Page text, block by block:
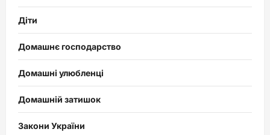
Діти
Домашнє господарство
Домашні улюбленці
Домашній затишок
Закони України